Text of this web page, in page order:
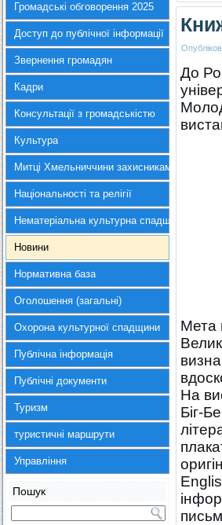
Громадські обговорення 2025
Доступ до публічної інформації
Звернення громадян
Кадри
Консультації з громадськістю
Культура
Митці Хмельниччини захисникам України
Національності та релігії
Нематеріальна культурна спадщина
Новини
Нормативна база
Оголошення (загальні)
Охорона культурної спадщини
Публічна інформація
Публічні документи
Туризм
туристичні маршрути
Управління
Пошук
До
Мета
На
Біг-